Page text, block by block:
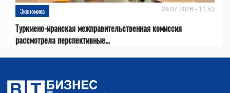
Экономика 28.07.2026 - 11:53
Туркмено-иранская межправительственная комиссия
рассмотрела перспективные...